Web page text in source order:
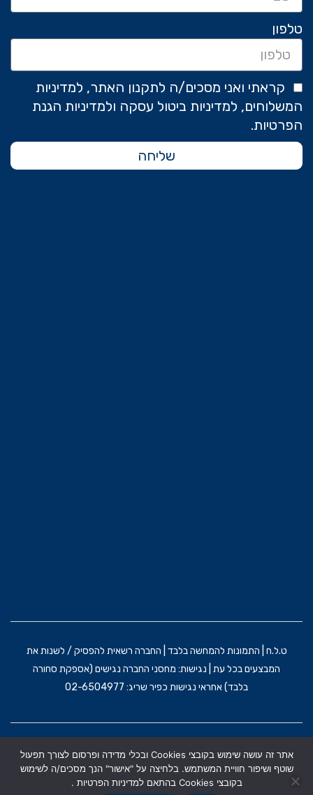
טלפון
קראתי ואני מסכים/ה לתקנון האתר, למדיניות
המשלוחים, למדיניות ביטול עסקה ולמדיניות הגנת
הפרטיות.
שליחה
ט.ל.ח | התמונות להמחשה בלבד | החברה רשאית להפסיק / לשנות את
המבצעים בכל עת | נגישות: מחסני החברה נגישים (אספקת סחורה
בלבד) אחראי נגישות כפיר שריג: 02-6504977
תקנון אתר
מדניות הפרטיות הצהרת נגישות
אתר זה עושה שימוש בקובצי Cookies ובכלי מדידה ופרסום לצורך תפעול
שוטף ושיפור חוויית המשתמש. בלחיצה על "אישור" הנך מסכים/ה לשימוש
בקובצי Cookies בהתאם למדיניות הפרטיות .